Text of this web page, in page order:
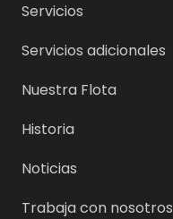
Servicios
Servicios adicionales
Nuestra Flota
Historia
Noticias
Trabaja con nosotros